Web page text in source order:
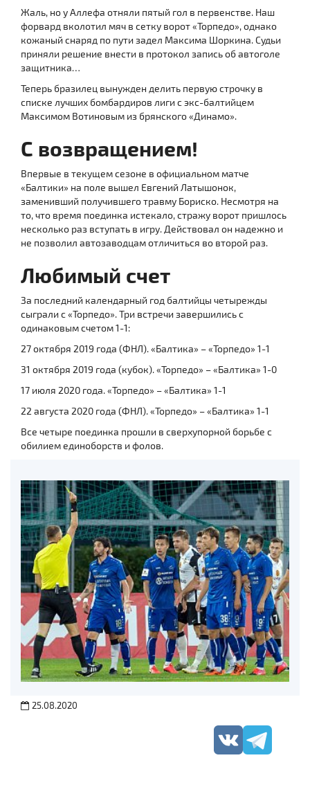
Жаль, но у Аллефа отняли пятый гол в первенстве. Наш
форвард вколотил мяч в сетку ворот «Торпедо», однако
кожаный снаряд по пути задел Максима Шоркина. Судьи
приняли решение внести в протокол запись об автоголе
защитника…
Теперь бразилец вынужден делить первую строчку в
списке лучших бомбардиров лиги с экс-балтийцем
Максимом Вотиновым из брянского «Динамо».
С возвращением!
Впервые в текущем сезоне в официальном матче
«Балтики» на поле вышел Евгений Латышонок,
заменивший получившего травму Бориско. Несмотря на
то, что время поединка истекало, стражу ворот пришлось
несколько раз вступать в игру. Действовал он надежно и
не позволил автозаводцам отличиться во второй раз.
Любимый счет
За последний календарный год балтийцы четырежды
сыграли с «Торпедо». Три встречи завершились с
одинаковым счетом 1-1:
27 октября 2019 года (ФНЛ). «Балтика» – «Торпедо» 1-1
31 октября 2019 года (кубок). «Торпедо» – «Балтика» 1-0
17 июля 2020 года. «Торпедо» – «Балтика» 1-1
22 августа 2020 года (ФНЛ). «Торпедо» – «Балтика» 1-1
Все четыре поединка прошли в сверхупорной борьбе с
обилием единоборств и фолов.
25.08.2020